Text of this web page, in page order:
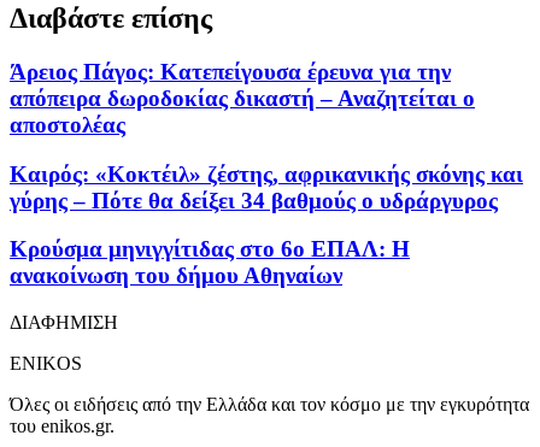
Διαβάστε επίσης
Άρειος Πάγος: Κατεπείγουσα έρευνα για την
απόπειρα δωροδοκίας δικαστή – Αναζητείται ο
αποστολέας
Καιρός: «Κοκτέιλ» ζέστης, αφρικανικής σκόνης και
γύρης – Πότε θα δείξει 34 βαθμούς ο υδράργυρος
Κρούσμα μηνιγγίτιδας στο 6ο ΕΠΑΛ: Η
ανακοίνωση του δήμου Αθηναίων
ΔΙΑΦΗΜΙΣΗ
ENIKOS
Όλες οι ειδήσεις από την Ελλάδα και τον κόσμο με την εγκυρότητα
του enikos.gr.